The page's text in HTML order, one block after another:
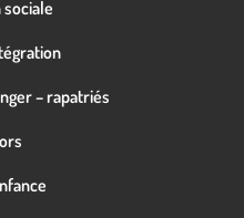
– rapatriés